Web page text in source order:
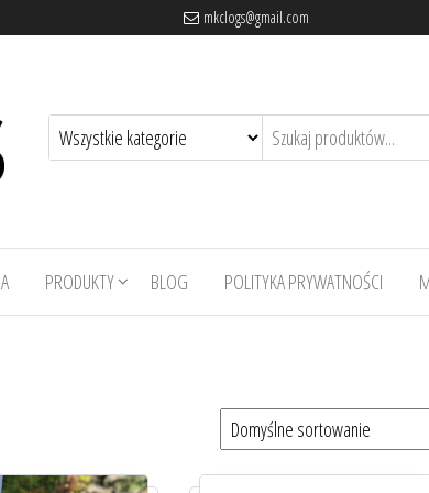
mkclogs@gmail.com
PRODUKTY BLOG POLITYKA PRYWATNOŚCI